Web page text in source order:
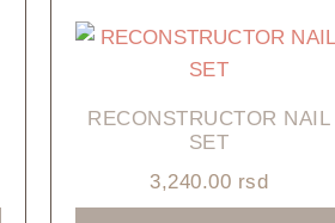
RECONSTRUCTOR NAIL
SET
3,240.00 rsd